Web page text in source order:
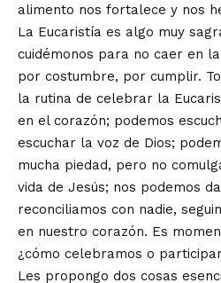
alimento nos fortalece y nos
La Eucaristía es algo muy
cuidémonos para no caer en
por costumbre, por cumplir.
la rutina de celebrar la
en el corazón; podemos
escuchar la voz de Dios;
mucha piedad, pero no
vida de Jesús; nos podemos
reconciliamos con nadie,
en nuestro corazón. Es
¿cómo celebramos o
Les propongo dos cosas